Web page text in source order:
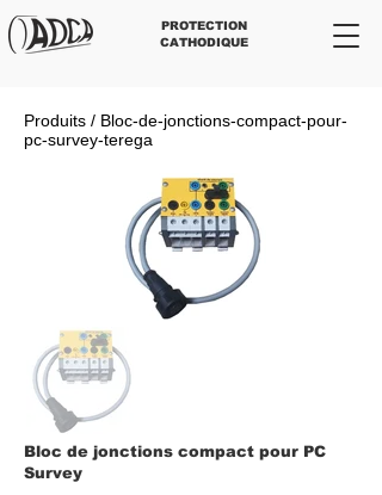
PROTECTION
CATHODIQUE
Produits / Bloc-de-jonctions-compact-pour-
pc-survey-terega
Bloc de jonctions compact pour PC
Survey